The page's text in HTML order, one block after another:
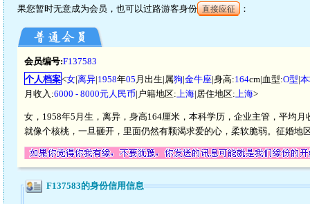
果您暂时无意成为会员，也可以过路游客身份 直接应征 ：
会员编号:F137583
个人档案<女|离异|1958年05 月出生|属狗|金牛座|身高:164cm|血型:O型|
月收入:6000 - 8000元人民币|户籍地区:上海|居住地区:上海>
女，1958年5月生，离异，身高164厘米，本科学历，企业主管，平均
就像个核桃，一旦砸开，里面仍然有颗渴求爱的心，柔软脆弱。征婚地
F137583的身份信用信息